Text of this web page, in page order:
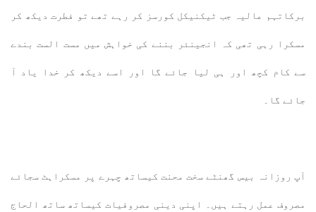
برکاتہم عالیہ جب ٹیکنیکل کورسز کر رہے تھے تو فطرت دیکھ کر
مسکرا رہی تھی کہ انجینئر بننے کی خواہش میں مست الست بندے
سے کام کچھ اور ہی لیا جائے گا اور اسے دیکھ کر خدا یاد آ
جائے گا۔
آپ روزانہ بیس گھنٹے سخت محنت کیساتھ چہرے پر مسکراہٹ سجائے
مصروف عمل رہتے ہیں۔ اپنی دینی مصروفیات کیساتھ ساتھ الحاج